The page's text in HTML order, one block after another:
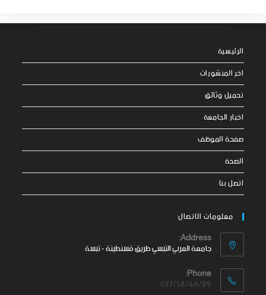
الرئيسية
اخر المنشورات
تحميل وثائق
اخبار الجامعة
صفحة الموظف
الصحة
اتصل بنا
معلومات الاتصال
Address:
جامعة العربي التبسي طريق قسنطينة - تبسة
Phone:
037/58/46/29